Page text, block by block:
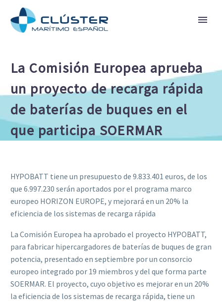
La Comisión Europea aprueba
un proyecto de recarga rápida
de baterías de buques en el
que participa SOERMAR
HYPOBATT tiene un presupuesto de 9.833.401 euros, de los
que 6.997.230 serán aportados por el programa marco
europeo HORIZON EUROPE, y mejorará en un 20% la
eficiencia de los sistemas de recarga rápida
La Comisión Europea ha aprobado el proyecto HYPOBATT,
para fabricar hipercargadores de baterías de buques de gran
potencia, presentado en septiembre por un consorcio
europeo integrado por 19 miembros y del que forma parte
SOERMAR. El proyecto, cuyo objetivo es mejorar en un 20%
la eficiencia de los sistemas de recarga rápida, tiene un